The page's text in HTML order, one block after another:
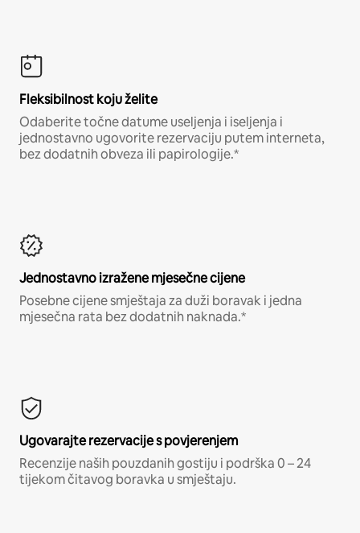
Fleksibilnost koju želite
Odaberite točne datume useljenja i iseljenja i
jednostavno ugovorite rezervaciju putem interneta,
bez dodatnih obveza ili papirologije.*
Jednostavno izražene mjesečne cijene
Posebne cijene smještaja za duži boravak i jedna
mjesečna rata bez dodatnih naknada.*
Ugovarajte rezervacije s povjerenjem
Recenzije naših pouzdanih gostiju i podrška 0 – 24
tijekom čitavog boravka u smještaju.